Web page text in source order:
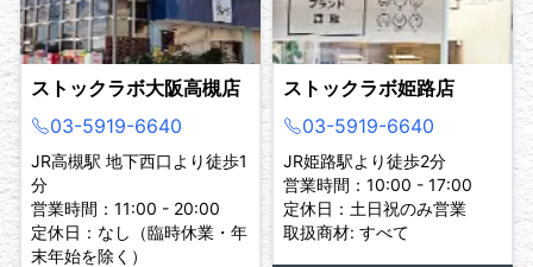
ストックラボ大阪高槻店
03-5919-6640
JR高槻駅 地下西口より徒歩1
分
営業時間：11:00 - 20:00
定休日：なし（臨時休業・年
末年始を除く）
ストックラボ姫路店
03-5919-6640
JR姫路駅より徒歩2分
営業時間：10:00 - 17:00
定休日：土日祝のみ営業
取扱商材: すべて